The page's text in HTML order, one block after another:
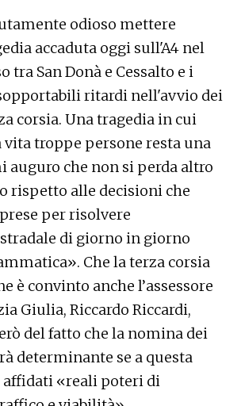
odioso mettere
accaduta oggi sull'A4 nel
tra San Donà e Cessalto e i
ritardi nell'avvio dei
corsia. Una tragedia in cui
vita troppe persone resta una
auguro che non si perda altro
rispetto alle decisioni che
per risolvere
di giorno in giorno
Che la terza corsia
è convinto anche l’assessore
Giulia, Riccardo Riccardi,
del fatto che la nomina dei
determinante se a questa
«reali poteri di